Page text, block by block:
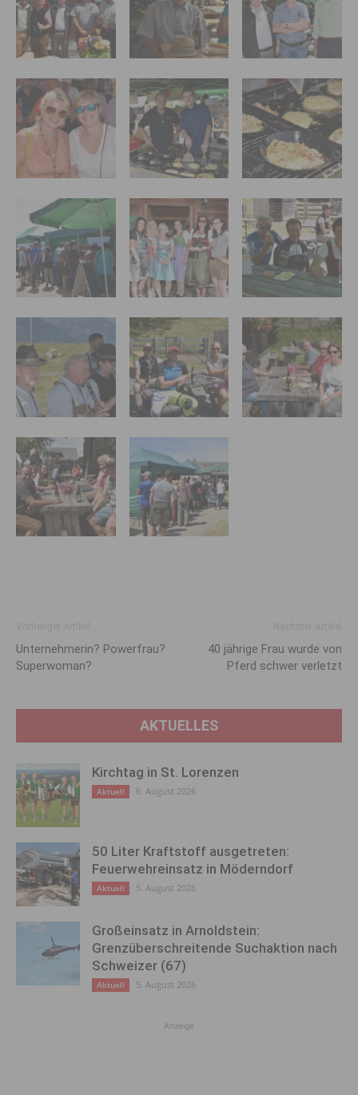
Unternehmerin? Powerfrau?
Superwoman?
40 jährige Frau wurde von
Pferd schwer verletzt
AKTUELLES
Kirchtag in St. Lorenzen
Aktuell 6. August 2026
50 Liter Kraftstoff ausgetreten:
Feuerwehreinsatz in Möderndorf
Aktuell 5. August 2026
Großeinsatz in Arnoldstein:
Grenzüberschreitende Suchaktion nach
Schweizer (67)
Aktuell 5. August 2026
Anzeige